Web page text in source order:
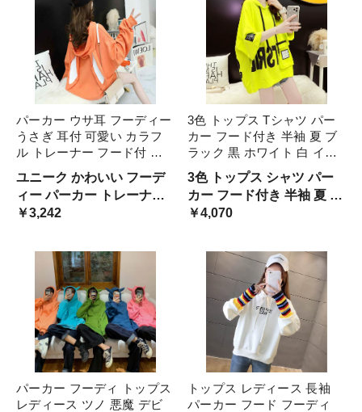
パーカー ウサ耳 フーディー
うさぎ 耳付 可愛い カラフ
ル トレーナー フード付 レ
ディース 韓国系 個性的 大
きいサイズ ゆったり オレン
ジ 緑 グリーン 黄色 イエロ
ー 黒 ブラック 白 ピンク
ユニーク かわいい フーデ
ィー パーカー トレーナー
フードあり 耳付き ウサギ
ビビットカラー 韓国系 フ
ァッション 女子 面白い 目
￥3,242
3色 トップス Tシャツ パー
カー フード付き 半袖 夏 ブ
ラック 黒 ホワイト 白 イエ
ロー 黄色 大きいサイズ M L
XL 2XL ミディアム丈 プリ
ント カジュアル シンプル
ストリ ポケット
3色 トップス シャツ パー
カー フード付き 半袖 夏 ブ
ラック 黒 ホワイト 白 イエ
ミディアム丈 プリント ポ
￥4,070
パーカー フーディ トップス
レディース ツノ 悪魔 デビ
トップス レディース 長袖
パーカー フード フーディ